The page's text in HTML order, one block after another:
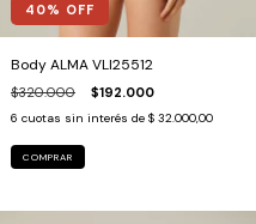
40% OFF
Body ALMA VLI25512
$320.000 $192.000
6 cuotas sin interés de $ 32.000,00
COMPRAR